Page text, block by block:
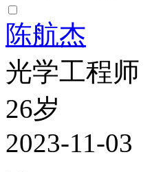
陈航杰
光学工程师
26岁
2023-11-03